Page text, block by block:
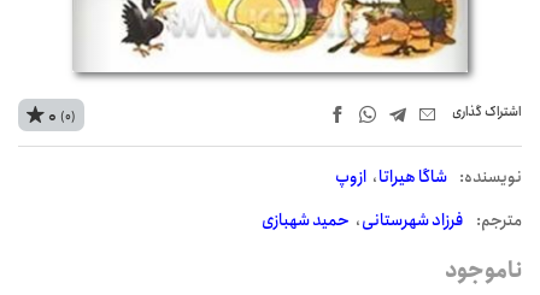
اشتراک‌ گذاری
نويسنده: شاگا هیراتا ازوپ
مترجم: فرزاد شهرستانی حمید شهبازی
0 (0)
ناموجود